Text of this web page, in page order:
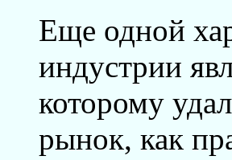
Еще одной
индустрии
которому
рынок, как